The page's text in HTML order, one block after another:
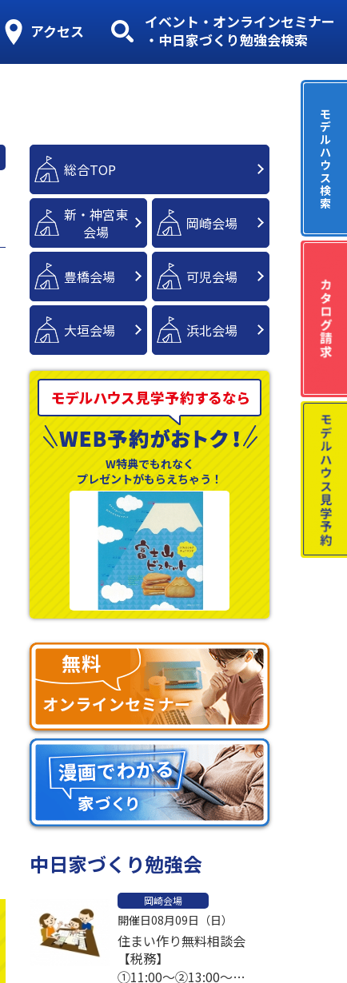
アクセス
イベント・オンラインセミナー
・中日家づくり勉強会検索
総合TOP
新・神宮東
会場
岡崎会場
豊橋会場 可児会場
大垣会場 浜北会場
W特典でもれなく
プレゼントがもらえちゃう！
中日家づくり勉強会
岡崎会場
開催日08月09日（日）
住まい作り無料相談会
【税務】
①11:00～②13:00～
モ
デ
ル
ハ
ウ
ス
検
索